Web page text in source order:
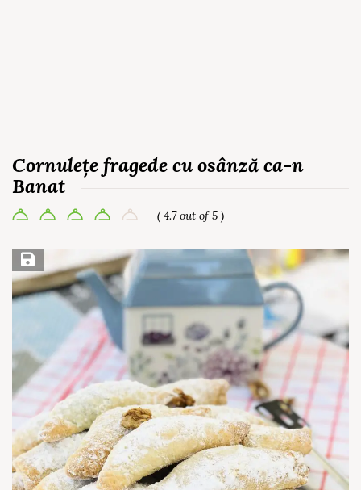
Cornulețe fragede cu osânză ca-n
Banat
( 4.7 out of 5 )
Save Recipe